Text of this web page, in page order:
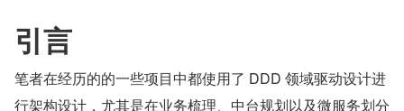
引言
笔者在经历的的一些项目中都使用了 DDD 领域驱动设计进
行架构设计，尤其是在业务梳理、中台规划以及微服务划分